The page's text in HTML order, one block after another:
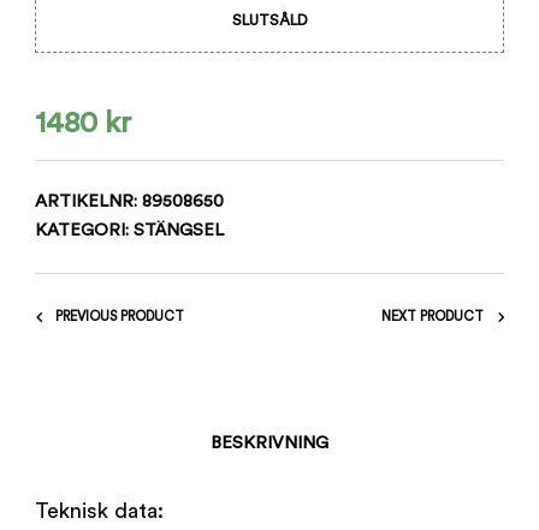
SLUTSÅLD
1480 kr
ARTIKELNR: 89508650
KATEGORI: STÄNGSEL
PREVIOUS PRODUCT NEXT PRODUCT
BESKRIVNING
Teknisk data: